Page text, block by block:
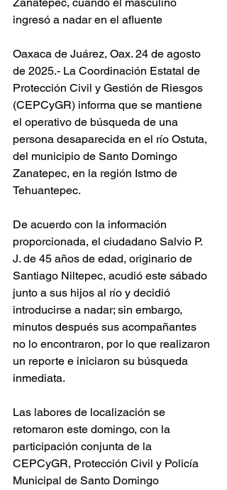
ingresó a nadar en el afluente
Oaxaca de Juárez, Oax. 24 de agosto
de 2025.- La Coordinación Estatal de
Protección Civil y Gestión de Riesgos
(CEPCyGR) informa que se mantiene
el operativo de búsqueda de una
persona desaparecida en el río Ostuta,
del municipio de Santo Domingo
Zanatepec, en la región Istmo de
Tehuantepec.
De acuerdo con la información
proporcionada, el ciudadano Salvio P.
J. de 45 años de edad, originario de
Santiago Niltepec, acudió este sábado
junto a sus hijos al río y decidió
introducirse a nadar; sin embargo,
minutos después sus acompañantes
no lo encontraron, por lo que realizaron
un reporte e iniciaron su búsqueda
inmediata.
Las labores de localización se
retomaron este domingo, con la
participación conjunta de la
CEPCyGR, Protección Civil y Policía
Municipal de Santo Domingo